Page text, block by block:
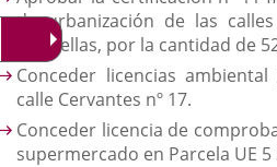
de urbanización de las
Doncellas, por la cantidad de
Conceder licencias
calle Cervantes nº 17.
Conceder licencia de
supermercado en Parcela UE